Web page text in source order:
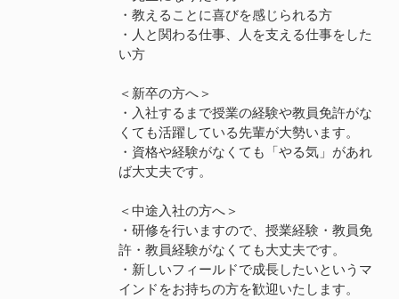
・教えることに喜びを感じられる方
・人と関わる仕事、人を支える仕事をした
い方
＜新卒の方へ＞
・入社するまで授業の経験や教員免許がな
くても活躍している先輩が大勢います。
・資格や経験がなくても「やる気」があれ
ば大丈夫です。
＜中途入社の方へ＞
・研修を行いますので、授業経験・教員免
許・教員経験がなくても大丈夫です。
・新しいフィールドで成長したいというマ
インドをお持ちの方を歓迎いたします。